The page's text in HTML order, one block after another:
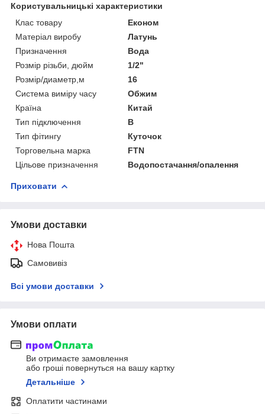
Користувальницькі характеристики
Клас товару
Економ
Матеріал виробу
Латунь
Призначення
Вода
Розмір різьби, дюйм
1/2"
Розмір/диаметр,м
16
Система виміру часу
Обжим
Країна
Китай
Тип підключення
В
Тип фітингу
Куточок
Торговельна марка
FTN
Цільове призначення
Водопостачання/опалення
Приховати
Умови доставки
Нова Пошта
Самовивіз
Всі умови доставки
Умови оплати
Ви отримаєте замовлення
або гроші повернуться на вашу картку
Детальніше
Оплатити частинами